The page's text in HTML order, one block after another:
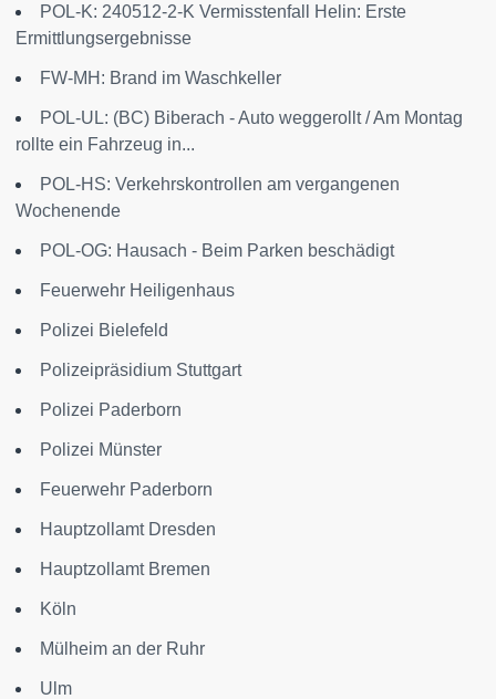
POL-K: 240512-2-K Vermisstenfall Helin: Erste
Ermittlungsergebnisse
FW-MH: Brand im Waschkeller
POL-UL: (BC) Biberach - Auto weggerollt / Am Montag
rollte ein Fahrzeug in...
POL-HS: Verkehrskontrollen am vergangenen
Wochenende
POL-OG: Hausach - Beim Parken beschädigt
Feuerwehr Heiligenhaus
Polizei Bielefeld
Polizeipräsidium Stuttgart
Polizei Paderborn
Polizei Münster
Feuerwehr Paderborn
Hauptzollamt Dresden
Hauptzollamt Bremen
Köln
Mülheim an der Ruhr
Ulm